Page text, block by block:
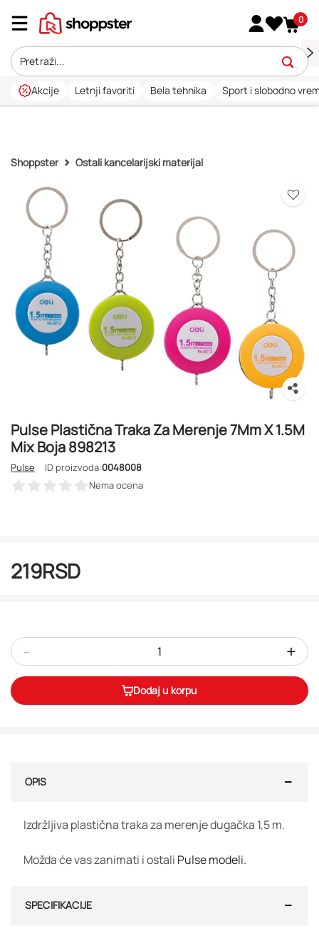
0
Akcije Letnji favoriti Bela tehnika Sport i slobodno
Shoppster Ostali kancelarijski materijal
Pulse Plastična Traka Za Merenje 7Mm X 1.5M
Mix Boja 898213
Pulse ID proizvoda:0048008
Nema ocena
219RSD
- +
Dodaj u korpu
OPIS
Izdržljiva plastična traka za merenje dugačka 1,5 m.
Možda će vas zanimati i ostali Pulse modeli.
SPECIFIKACIJE